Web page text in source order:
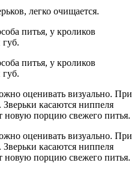
легко очищается.
питья, у кроликов
губ.
питья, у кроликов
губ.
оценивать визуально. При
касаются ниппеля
новую порцию свежего питья.
оценивать визуально. При
касаются ниппеля
новую порцию свежего питья.